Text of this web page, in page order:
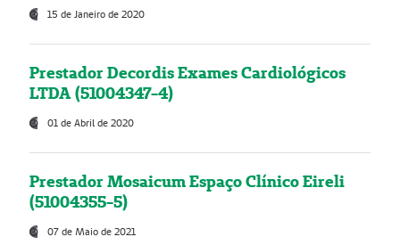
15 de Janeiro de 2020
Prestador Decordis Exames Cardiológicos
LTDA (51004347-4)
01 de Abril de 2020
Prestador Mosaicum Espaço Clínico Eireli
(51004355-5)
07 de Maio de 2021